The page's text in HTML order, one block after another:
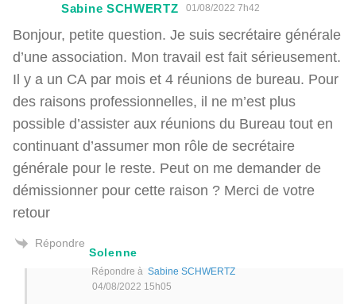
Sabine SCHWERTZ 01/08/2022 7h42
Bonjour, petite question. Je suis secrétaire générale
d’une association. Mon travail est fait sérieusement.
Il y a un CA par mois et 4 réunions de bureau. Pour
des raisons professionnelles, il ne m’est plus
possible d’assister aux réunions du Bureau tout en
continuant d’assumer mon rôle de secrétaire
générale pour le reste. Peut on me demander de
démissionner pour cette raison ? Merci de votre
retour
Répondre
Solenne
Répondre à Sabine SCHWERTZ
04/08/2022 15h05